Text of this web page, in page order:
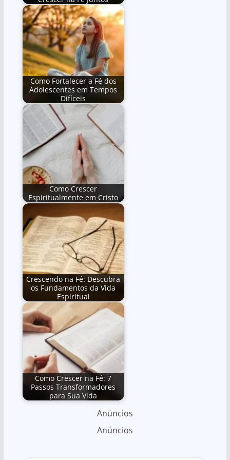
Como Fortalecer a Fé dos
Adolescentes em Tempos
Difíceis
Como Crescer
Espiritualmente em Cristo
Crescendo na Fé: Descubra
os Fundamentos da Vida
Espiritual
Como Crescer na Fé: 7
Passos Transformadores
para Sua Vida
Anúncios
Anúncios